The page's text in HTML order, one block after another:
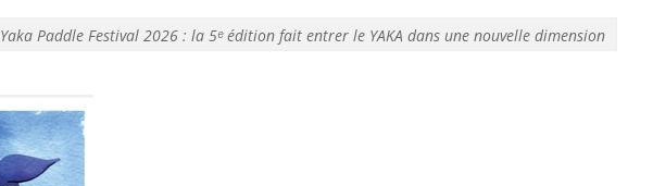
Yaka Paddle Festival 2026 : la 5ᵉ édition fait entrer le YAKA dans une nouvelle dimension